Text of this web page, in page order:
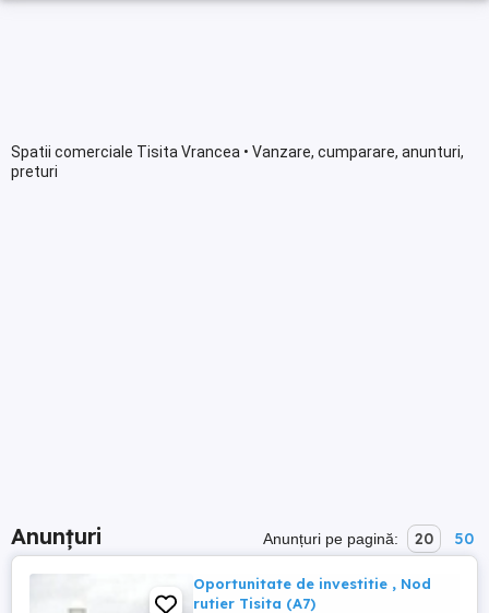
Spatii comerciale Tisita Vrancea • Vanzare, cumparare, anunturi,
preturi
Anunțuri Anunțuri pe pagină: 20 50
Oportunitate de investitie , Nod
rutier Tisita (A7)